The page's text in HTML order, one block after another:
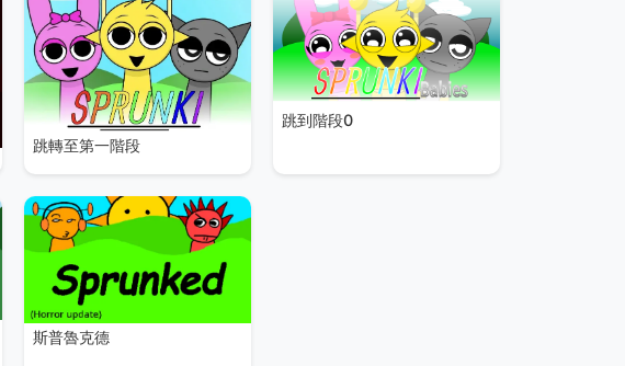
跳轉至第一階段
跳到階段0
斯普魯克德